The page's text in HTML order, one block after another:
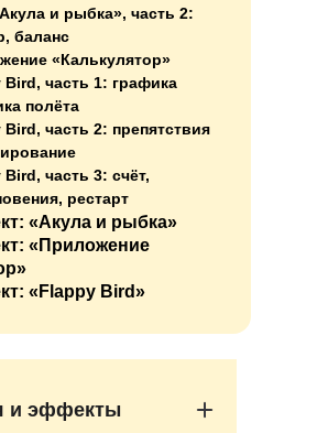
и рыбка», часть 2:
баланс
«Калькулятор»
Bird, часть 1: графика
полёта
Bird, часть 2: препятствия
часть 3: счёт,
рестарт
«Акула и рыбка»
«Приложение
«Flappy Bird»
и эффекты